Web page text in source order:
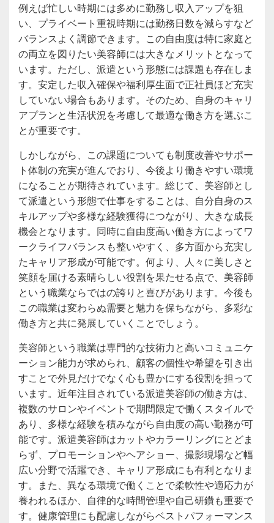
例えば忙しい時期には多めに勤務し収入アップを狙
い、プライベート重視時期には勤務日数を減らすなど
バランスよく調節できます。この自由度は特に家庭と
の両立を図りたい美容師には大きなメリットとなって
います。ただし、派遣という形態には課題も存在しま
す。安定した収入確保や福利厚生面で正社員ほど充実
していない場合もあります。そのため、自身のキャリ
アプランと生活状況を考慮して最適な働き方を選ぶこ
とが重要です。
しかしながら、この課題についても制度改善やサポー
ト体制の充実が進んでおり、今後より働きやすい環境
になることが期待されています。総じて、美容師とし
て派遣という形態で仕事をすることは、自分自身のス
キルアップや多様な経験獲得につながり、大きな成長
機会となります。同時に自由度高い働き方によってワ
ークライフバランスも整いやすく、多方面から充実し
たキャリア形成が可能です。何より、人々に美しさと
笑顔を届ける素晴らしい役割を果たせる点で、美容師
という職業ならではの誇りと喜びがあります。今後も
この職業は変わらぬ需要と魅力を保ちながら、多彩な
働き方と共に発展していくことでしょう。
美容師という職業は専門的な技術力と高いコミュニケ
ーション能力が求められ、顧客の個性や希望を引き出
すことで外見だけでなく心も豊かにする役割を担って
います。近年注目されている派遣美容師の働き方は、
複数のサロンやイベントで期間限定で働くスタイルで
あり、多様な経験を積みながら自由度の高い勤務が可
能です。派遣美容師はカットやカラーリングにとどま
らず、プロモーションやヘアショー、撮影現場など幅
広い分野で活躍でき、キャリア形成にも有利となりま
す。また、異なる環境で働くことで柔軟性や適応力が
養われるほか、自律的な時間管理や自己研鑽も重要で
す。健康管理にも配慮しながらベストパフォーマンス